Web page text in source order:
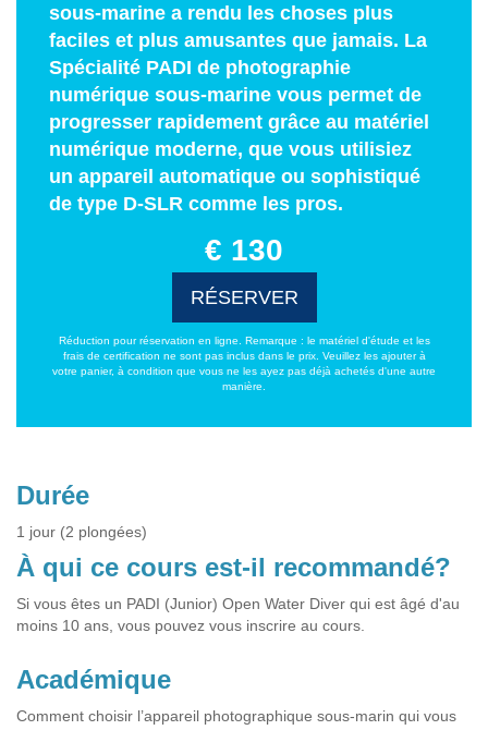
sous-marine a rendu les choses plus
faciles et plus amusantes que jamais. La
Spécialité PADI de photographie
numérique sous-marine vous permet de
progresser rapidement grâce au matériel
numérique moderne, que vous utilisiez
un appareil automatique ou sophistiqué
de type D-SLR comme les pros.
€ 130
RÉSERVER
Réduction pour réservation en ligne. Remarque : le matériel d'étude et les
frais de certification ne sont pas inclus dans le prix. Veuillez les ajouter à
votre panier, à condition que vous ne les ayez pas déjà achetés d'une autre
manière.
Durée
1 jour (2 plongées)
À qui ce cours est-il recommandé?
Si vous êtes un PADI (Junior) Open Water Diver qui est âgé d'au
moins 10 ans, vous pouvez vous inscrire au cours.
Académique
Comment choisir l’appareil photographique sous-marin qui vous